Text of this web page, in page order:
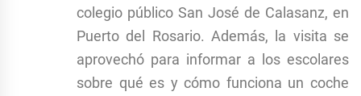
colegio público San José de Calasanz, en
Puerto del Rosario. Además, la visita se
aprovechó para informar a los escolares
sobre qué es y cómo funciona un coche